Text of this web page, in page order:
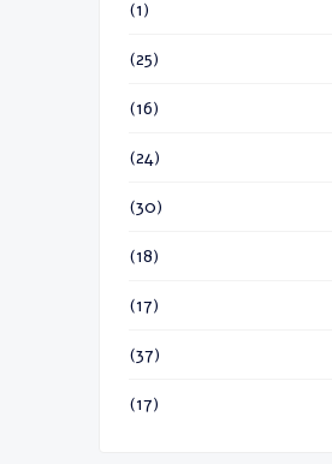
(1)
(25)
(16)
(24)
(30)
(18)
(17)
(37)
(17)